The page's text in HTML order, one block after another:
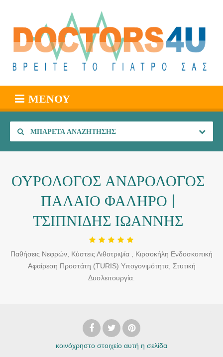
ΜΕΝΟΎ
ΜΠΑΡΈΤΑ ΑΝΑΖΉΤΗΣΗΣ
ΟΥΡΟΛΟΓΟΣ ΑΝΔΡΟΛΟΓΟΣ
ΠΑΛΑΙΟ ΦΑΛΗΡΟ |
ΤΣΙΠΝΙΔΗΣ ΙΩΑΝΝΗΣ
Παθήσεις Νεφρών, Κύστεις Λιθοτριψία , Κιρσοκήλη Ενδοσκοπική
Αφαίρεση Προστάτη (TURIS) Υπογονιμότητα, Στυτική
Δυσλειτουργία.
κοινόχρηστο στοιχείο αυτή η σελίδα